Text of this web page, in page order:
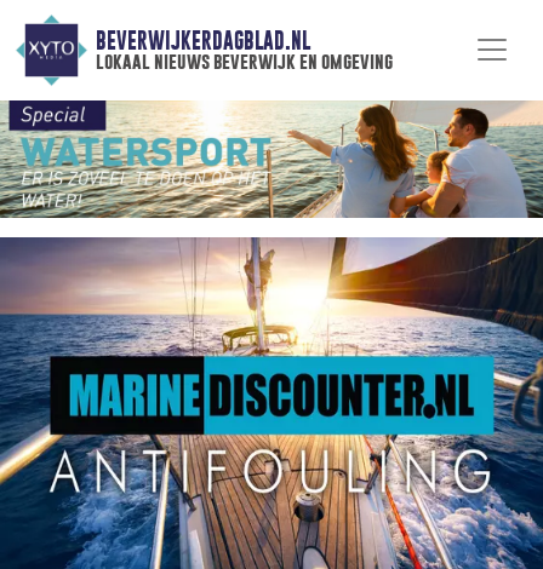
BEVERWIJKERDAGBLAD.NL
lokaal nieuws beverwijk en omgeving